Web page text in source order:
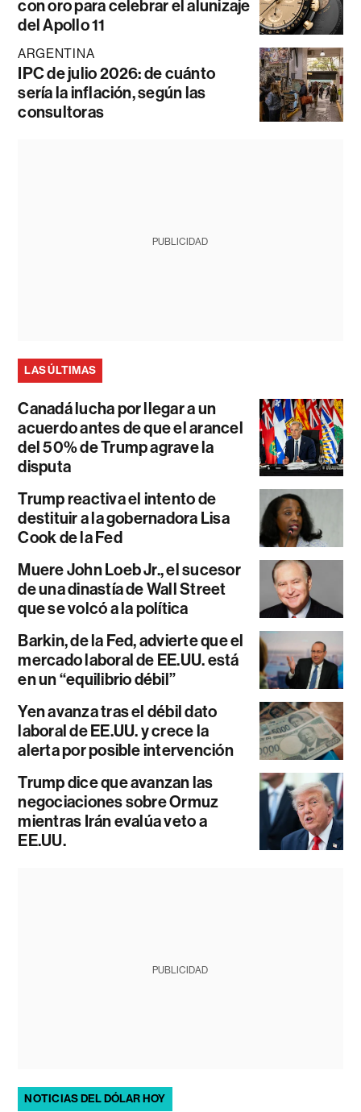
con oro para celebrar el alunizaje
del Apollo 11
ARGENTINA
IPC de julio 2026: de cuánto
sería la inflación, según las
consultoras
PUBLICIDAD
LAS ÚLTIMAS
Canadá lucha por llegar a un
acuerdo antes de que el arancel
del 50% de Trump agrave la
disputa
Trump reactiva el intento de
destituir a la gobernadora Lisa
Cook de la Fed
Muere John Loeb Jr., el sucesor
de una dinastía de Wall Street
que se volcó a la política
Barkin, de la Fed, advierte que el
mercado laboral de EE.UU. está
en un “equilibrio débil”
Yen avanza tras el débil dato
laboral de EE.UU. y crece la
alerta por posible intervención
Trump dice que avanzan las
negociaciones sobre Ormuz
mientras Irán evalúa veto a
EE.UU.
PUBLICIDAD
NOTICIAS DEL DÓLAR HOY